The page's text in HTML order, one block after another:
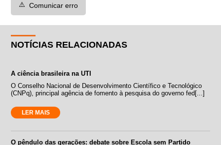
⚠️ Comunicar erro
NOTÍCIAS RELACIONADAS
A ciência brasileira na UTI
O Conselho Nacional de Desenvolvimento Científico e Tecnológico
(CNPq), principal agência de fomento à pesquisa do governo fed[...]
LER MAIS
O pêndulo das gerações: debate sobre Escola sem Partido